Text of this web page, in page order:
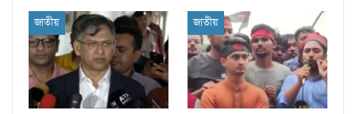
জাতীয় জাতীয়